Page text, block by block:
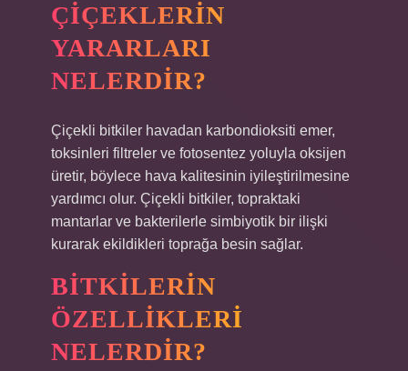
ÇIÇEKLERIN
YARARLARI
NELERDIR?
Çiçekli bitkiler havadan karbondioksiti emer,
toksinleri filtreler ve fotosentez yoluyla oksijen
üretir, böylece hava kalitesinin iyileştirilmesine
yardımcı olur. Çiçekli bitkiler, topraktaki
mantarlar ve bakterilerle simbiyotik bir ilişki
kurarak ekildikleri toprağa besin sağlar.
BITKILERIN
ÖZELLIKLERI
NELERDIR?